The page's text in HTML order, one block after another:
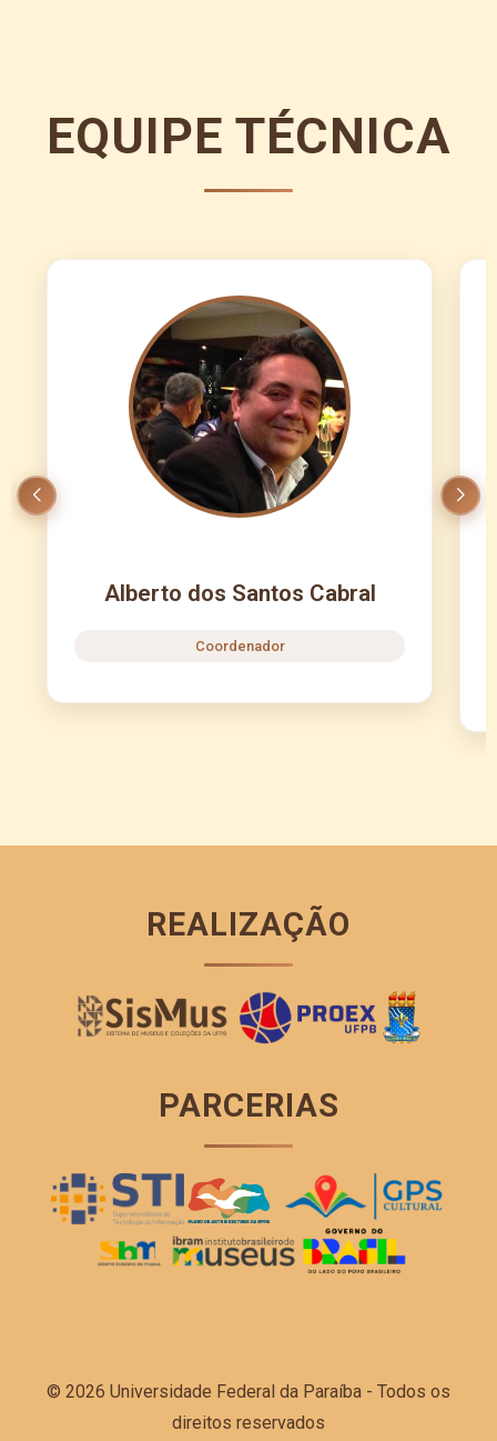
EQUIPE TÉCNICA
Alberto dos Santos Cabral
Coordenador
REALIZAÇÃO
PARCERIAS
© 2026 Universidade Federal da Paraíba - Todos os
direitos reservados